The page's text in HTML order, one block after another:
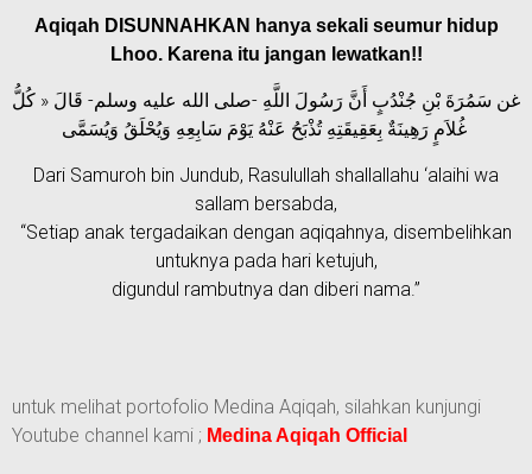
Aqiqah DISUNNAHKAN hanya sekali seumur hidup
Lhoo. Karena itu jangan lewatkan!!
غن سَمُرَةَ بْنِ جُنْدُبٍ أَنَّ رَسُولَ اللَّهِ -صلى الله عليه وسلم- قَالَ « كُلُّ
غُلاَمٍ رَهِينَةٌ بِعَقِيقَتِهِ تُذْبَحُ عَنْهُ يَوْمَ سَابِعِهِ وَيُحْلَقُ وَيُسَمَّى
Dari Samuroh bin Jundub, Rasulullah shallallahu ‘alaihi wa
sallam bersabda,
“Setiap anak tergadaikan dengan aqiqahnya, disembelihkan
untuknya pada hari ketujuh,
digundul rambutnya dan diberi nama.”
untuk melihat portofolio Medina Aqiqah, silahkan kunjungi
Youtube channel kami ; Medina Aqiqah Official